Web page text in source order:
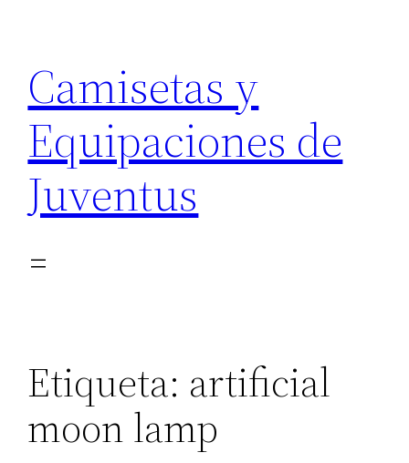
contenido
Camisetas y
Equipaciones de
Juventus
Etiqueta: artificial
moon lamp